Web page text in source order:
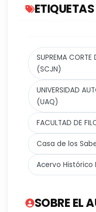
ETIQUETAS
SUPREMA
(SCJN)
UNIVERSIDAD
(UAQ)
FACULTAD DE
Casa de los
Acervo Histórico
SOBRE EL